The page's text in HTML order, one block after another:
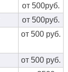
от 500руб.
от 500руб.
от 500 руб.
от 500 руб.